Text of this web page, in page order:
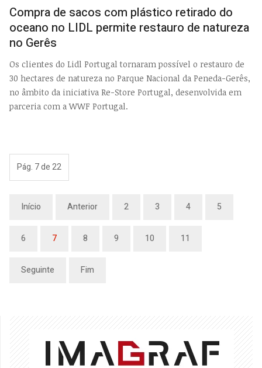
Compra de sacos com plástico retirado do
oceano no LIDL permite restauro de natureza
no Gerês
Os clientes do Lidl Portugal tornaram possível o restauro de
30 hectares de natureza no Parque Nacional da Peneda-Gerês,
no âmbito da iniciativa Re-Store Portugal, desenvolvida em
parceria com a WWF Portugal.
Pág. 7 de 22
Início Anterior 2 3 4 5
6 7 8 9 10 11
Seguinte Fim